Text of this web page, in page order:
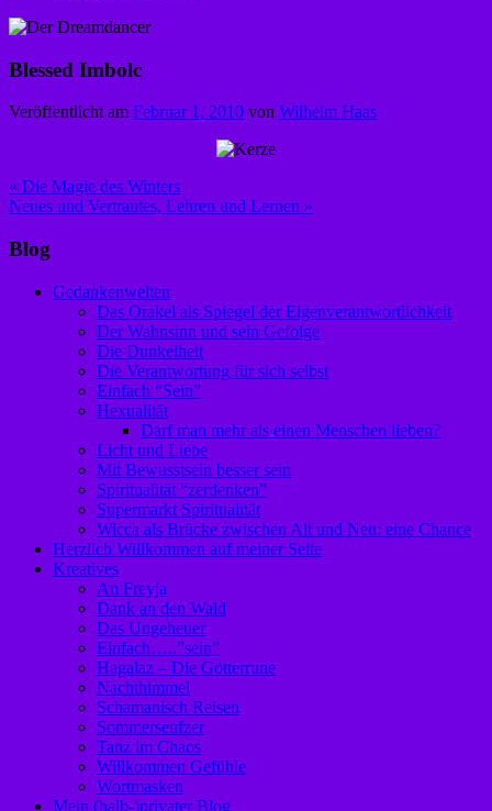
Blessed Imbolc
Veröffentlicht am Februar 1, 2010 von Wilhelm Haas
Beitragsnavigation
« Die Magie des Winters
Neues und Vertrautes, Lehren und Lernen »
Blog
Gedankenwelten
Das Orakel als Spiegel der Eigenverantwortlichkeit
Der Wahnsinn und sein Gefolge
Die Dunkelheit
Die Verantwortung für sich selbst
Einfach “Sein”
Hexualität
Darf man mehr als einen Menschen lieben?
Licht und Liebe
Mit Bewusstsein besser sein
Spiritualität “zerdenken”
Supermarkt Spiritualität
Wicca als Brücke zwischen Alt und Neu: eine Chance
Herzlich Willkommen auf meiner Seite
Kreatives
An Freyja
Dank an den Wald
Das Ungeheuer
Einfach…..”sein”
Hagalaz – Die Götterrune
Nachthimmel
Schamanisch Reisen
Sommerseufzer
Tanz im Chaos
Willkommen Gefühle
Wortmasken
Mein (halb-)privater Blog